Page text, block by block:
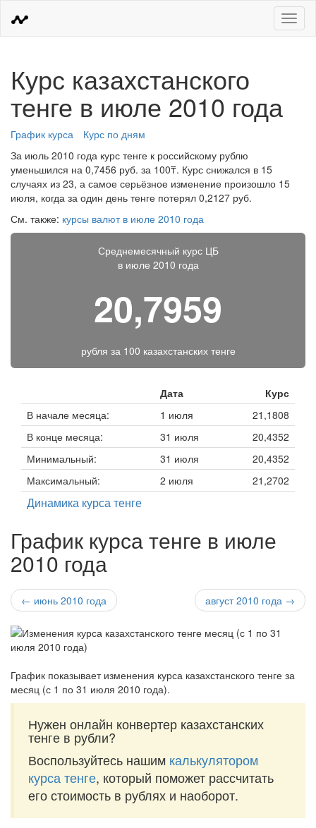
Меню
Курс казахстанского
тенге в июле 2010 года
График курса
Курс по дням
За июль 2010 года курс тенге к российскому рублю
уменьшился на 0,7456 руб. за 100₸. Курс снижался в 15
случаях из 23, а самое серьёзное изменение произошло 15
июля, когда за один день тенге потерял 0,2127 руб.
См. также: курсы валют в июле 2010 года
Среднемесячный курс ЦБ
в июле 2010 года
20,7959
рубля за 100 казахстанских тенге
Дата
Курс
В начале месяца:
1 июля
21,1808
В конце месяца:
31 июля
20,4352
Минимальный:
31 июля
20,4352
Максимальный:
2 июля 21,2702
Динамика курса тенге
График курса тенге в июле
2010 года
← июнь 2010 года август 2010 года →
График показывает изменения курса казахстанского тенге за
месяц (с 1 по 31 июля 2010 года).
Нужен онлайн конвертер казахстанских
тенге в рубли?
Воспользуйтесь нашим калькулятором
курса тенге, который поможет рассчитать
его стоимость в рублях и наоборот.